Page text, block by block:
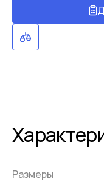
Размеры